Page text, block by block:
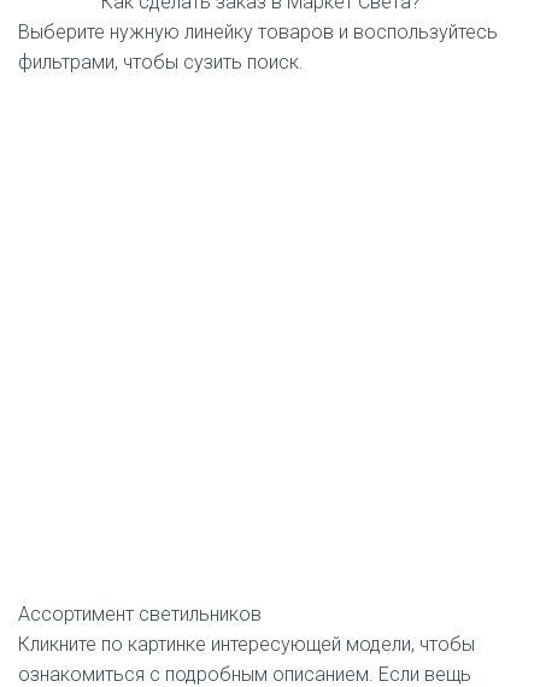
Выберите нужную линейку товаров и воспользуйтесь
фильтрами, чтобы сузить поиск.
Ассортимент светильников
Кликните по картинке интересующей модели, чтобы
ознакомиться с подробным описанием. Если вещь